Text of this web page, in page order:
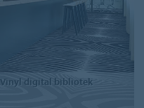
Vinyl digital bibliotek